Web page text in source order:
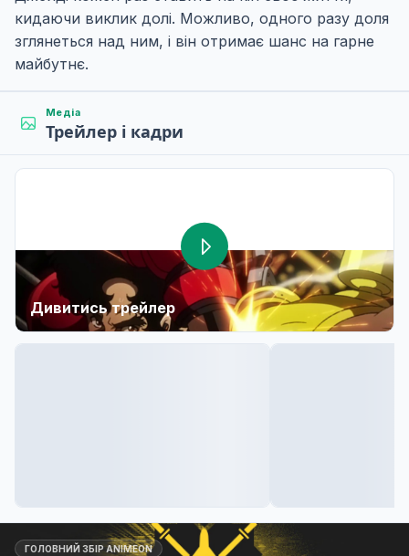
кидаючи виклик долі. Можливо, одного разу доля
зглянеться над ним, і він отримає шанс на гарне
майбутнє.
Медіа
Трейлер і кадри
Дивитись трейлер
ГОЛОВНИЙ ЗБІР ANIMEON